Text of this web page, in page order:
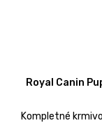
Royal Canin
Kompletné